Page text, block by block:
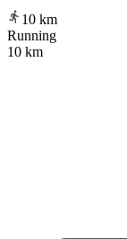
10 km
Running
10 km